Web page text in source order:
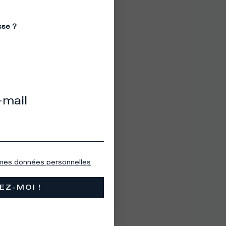
?
données personnelles
MOI !